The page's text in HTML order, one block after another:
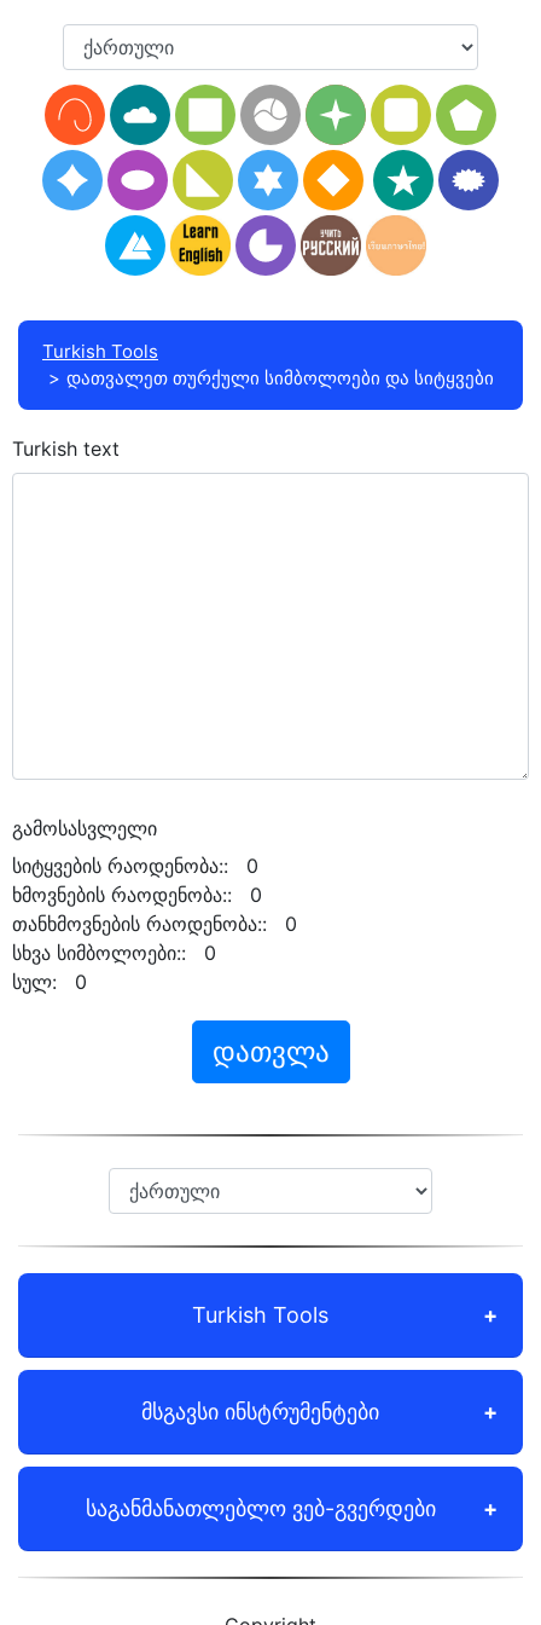
Turkish Tools
დათვალეთ თურქული სიმბოლოები და სიტყვები
Turkish text
გამოსასვლელი
სიტყვების რაოდენობა:: 0
ხმოვნების რაოდენობა:: 0
თანხმოვნების რაოდენობა:: 0
სხვა სიმბოლოები:: 0
სულ: 0
დათვლა
Turkish Tools
მსგავსი ინსტრუმენტები
საგანმანათლებლო ვებ-გვერდები